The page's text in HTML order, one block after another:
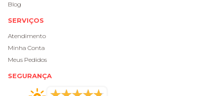
Blog
SERVIÇOS
Atendimento
Minha Conta
Meus Pedidos
SEGURANÇA